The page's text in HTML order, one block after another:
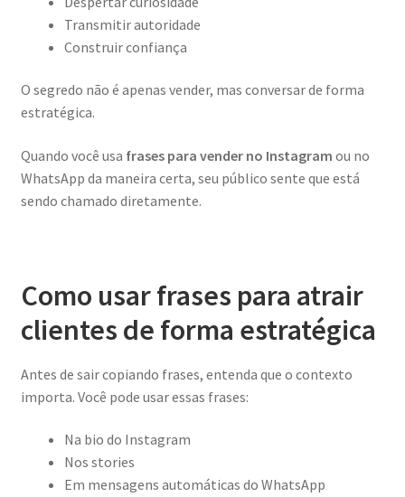
Transmitir autoridade
Construir confiança
O segredo não é apenas vender, mas conversar de forma
estratégica.
Quando você usa frases para vender no Instagram ou no
WhatsApp da maneira certa, seu público sente que está
sendo chamado diretamente.
Como usar frases para atrair
clientes de forma estratégica
Antes de sair copiando frases, entenda que o contexto
importa. Você pode usar essas frases:
Na bio do Instagram
Nos stories
Em mensagens automáticas do WhatsApp